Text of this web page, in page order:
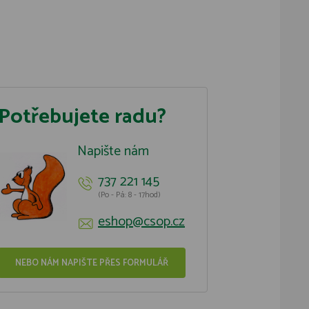
radu?
Napište nám
737 221 145
(Po - Pá: 8 - 17hod)
eshop@csop.cz
NEBO NÁM NAPIŠTE PŘES FORMULÁŘ